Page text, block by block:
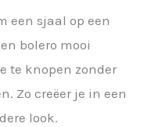
een sjaal op een
bolero mooi
te knopen zonder
Zo creëer je in een
look.